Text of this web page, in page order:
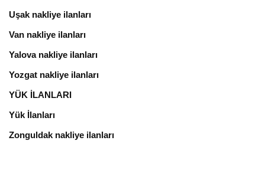
Uşak nakliye ilanları
Van nakliye ilanları
Yalova nakliye ilanları
Yozgat nakliye ilanları
YÜK İLANLARI
Yük İlanları
Zonguldak nakliye ilanları